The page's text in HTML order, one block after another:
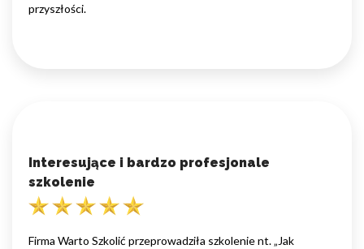
przyszłości.
Interesujące i bardzo profesjonale
szkolenie
Firma Warto Szkolić przeprowadziła szkolenie nt. „Jak